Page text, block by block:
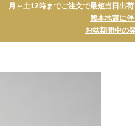
月～土12時までご注文で最短当日出
熊本地震に
お盆期間中の